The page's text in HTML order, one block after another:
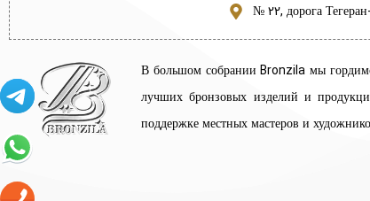
№ 22, дорога
В большом собрании Bronzila мы
лучших бронзовых изделий и
поддержке местных мастеров и